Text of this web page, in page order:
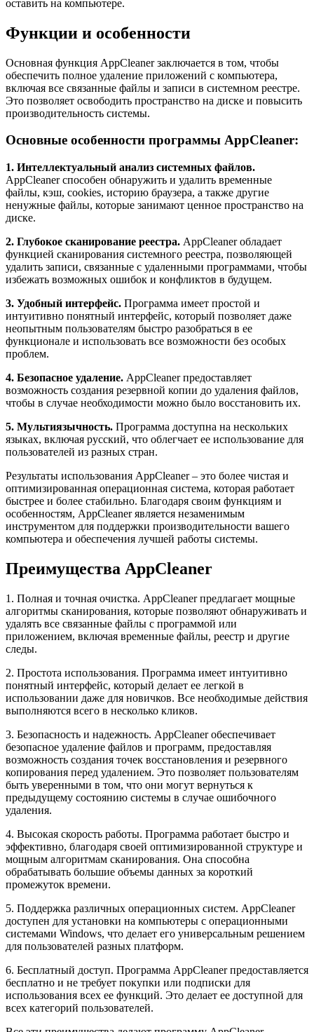
оставить на компьютере.
Функции и особенности
Основная функция AppCleaner заключается в том, чтобы
обеспечить полное удаление приложений с компьютера,
включая все связанные файлы и записи в системном реестре.
Это позволяет освободить пространство на диске и повысить
производительность системы.
Основные особенности программы AppCleaner:
1. Интеллектуальный анализ системных файлов.
AppCleaner способен обнаружить и удалить временные
файлы, кэш, cookies, историю браузера, а также другие
ненужные файлы, которые занимают ценное пространство на
диске.
2. Глубокое сканирование реестра. AppCleaner обладает
функцией сканирования системного реестра, позволяющей
удалить записи, связанные с удаленными программами, чтобы
избежать возможных ошибок и конфликтов в будущем.
3. Удобный интерфейс. Программа имеет простой и
интуитивно понятный интерфейс, который позволяет даже
неопытным пользователям быстро разобраться в ее
функционале и использовать все возможности без особых
проблем.
4. Безопасное удаление. AppCleaner предоставляет
возможность создания резервной копии до удаления файлов,
чтобы в случае необходимости можно было восстановить их.
5. Мультиязычность. Программа доступна на нескольких
языках, включая русский, что облегчает ее использование для
пользователей из разных стран.
Результаты использования AppCleaner – это более чистая и
оптимизированная операционная система, которая работает
быстрее и более стабильно. Благодаря своим функциям и
особенностям, AppCleaner является незаменимым
инструментом для поддержки производительности вашего
компьютера и обеспечения лучшей работы системы.
Преимущества AppCleaner
1. Полная и точная очистка. AppCleaner предлагает мощные
алгоритмы сканирования, которые позволяют обнаруживать и
удалять все связанные файлы с программой или
приложением, включая временные файлы, реестр и другие
следы.
2. Простота использования. Программа имеет интуитивно
понятный интерфейс, который делает ее легкой в
использовании даже для новичков. Все необходимые действия
выполняются всего в несколько кликов.
3. Безопасность и надежность. AppCleaner обеспечивает
безопасное удаление файлов и программ, предоставляя
возможность создания точек восстановления и резервного
копирования перед удалением. Это позволяет пользователям
быть уверенными в том, что они могут вернуться к
предыдущему состоянию системы в случае ошибочного
удаления.
4. Высокая скорость работы. Программа работает быстро и
эффективно, благодаря своей оптимизированной структуре и
мощным алгоритмам сканирования. Она способна
обрабатывать большие объемы данных за короткий
промежуток времени.
5. Поддержка различных операционных систем. AppCleaner
доступен для установки на компьютеры с операционными
системами Windows, что делает его универсальным решением
для пользователей разных платформ.
6. Бесплатный доступ. Программа AppCleaner предоставляется
бесплатно и не требует покупки или подписки для
использования всех ее функций. Это делает ее доступной для
всех категорий пользователей.